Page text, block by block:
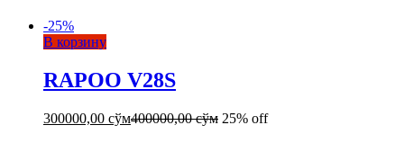
-25%
В корзину
RAPOO V28S
300000,00 сўм400000,00сўм 25% off